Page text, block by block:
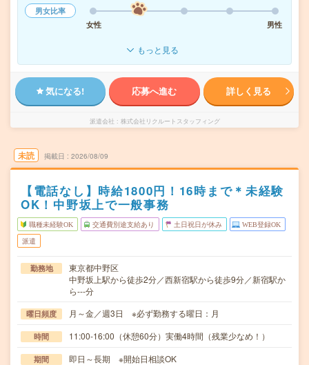
男女比率
女性
男性
もっと見る
気になる! 応募へ進む 詳しく見る
派遣会社 株式会社リクルートスタッフィング
未読 掲載日 2026/08/09
【電話なし】時給1800円！16時まで＊未経験
OK！中野坂上で一般事務
職種未経験OK 交通費別途支給あり 土日祝日が休み WEB登録OK
派遣
勤務地
東京都中野区
中野坂上駅から徒歩2分／西新宿駅から徒歩9分／新宿駅か
ら---分
曜日頻度 月～金／週3日 ※必ず勤務する曜日：月
時間 11:00-16:00（休憩60分）実働4時間（残業少なめ！）
期間 即日～長期 ※開始日相談OK